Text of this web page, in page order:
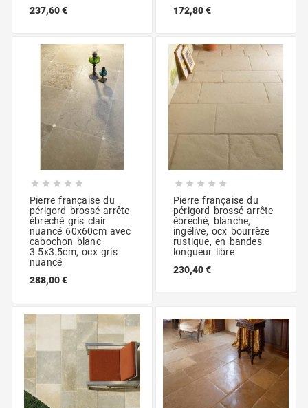
237,60 €
172,80 €
    
Pierre française du
périgord brossé arrête
ébreché gris clair
nuancé 60x60cm avec
cabochon blanc
3.5x3.5cm, ocx gris
nuancé
288,00 €
    
Pierre française du
périgord brossé arrête
ébreché, blanche,
ingélive, ocx bourrèze
rustique, en bandes
longueur libre
230,40 €